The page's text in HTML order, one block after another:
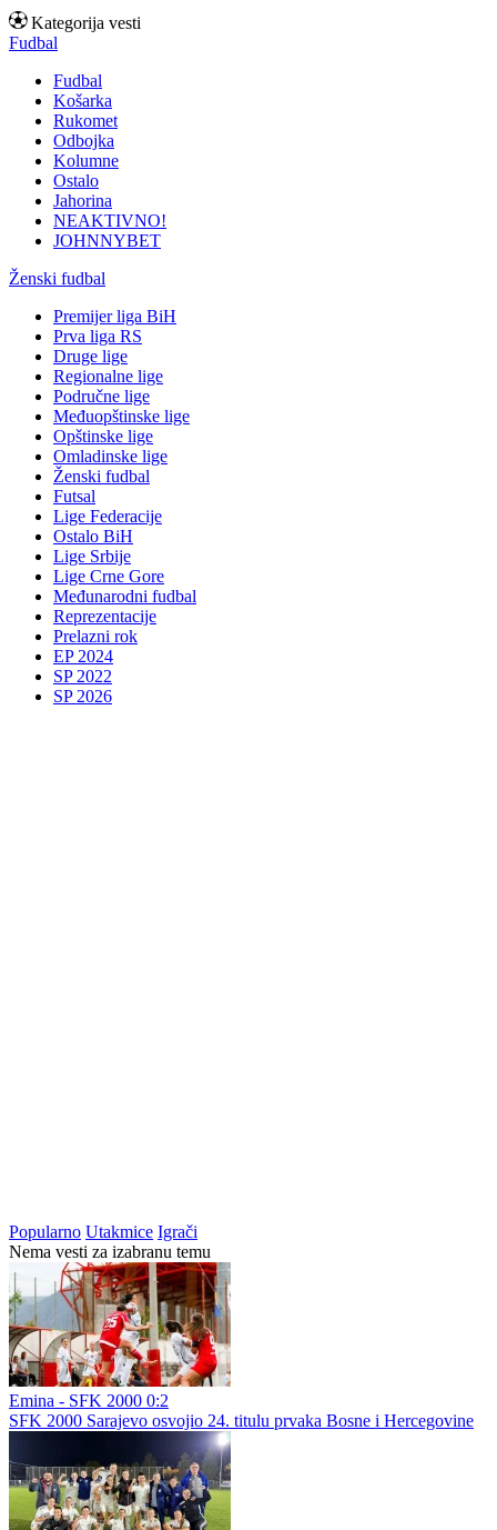
Kategorija vesti
Fudbal
Fudbal
Košarka
Rukomet
Odbojka
Kolumne
Ostalo
Jahorina
NEAKTIVNO!
JOHNNYBET
Ženski fudbal
Premijer liga BiH
Prva liga RS
Druge lige
Regionalne lige
Područne lige
Međuopštinske lige
Opštinske lige
Omladinske lige
Ženski fudbal
Futsal
Lige Federacije
Ostalo BiH
Lige Srbije
Lige Crne Gore
Međunarodni fudbal
Reprezentacije
Prelazni rok
EP 2024
SP 2022
SP 2026
Popularno Utakmice Igrači
Nema vesti za izabranu temu
Emina - SFK 2000 0:2
SFK 2000 Sarajevo osvojio 24. titulu prvaka Bosne i Hercegovine